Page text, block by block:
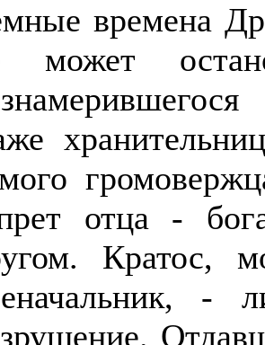
времена
может
отца -
Кратос,
-